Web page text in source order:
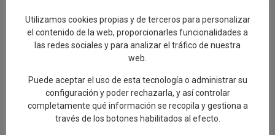
estos premios vinieron a “cubrir un hueco que había en el ámbito
cultural en Talavera de la mano del cine”, sumándose a otros
premios de poesía, relato, artes escénicas, música, pintura, artes
plásticas o cerámica. En este tiempo, “Talavera ha entrado en
La alcaldesa ha hecho un repaso a los grandes nombres que se
han unido a Talavera de la mano de estos Premios, con su
madrina Terele Pávez al frente, como los de Kiti Mánver, José
Utilizamos cookies propias y de terceros para personalizar
el contenido de la web, proporcionarles funcionalidades a
las redes sociales y para analizar el tráfico de nuestra
web.
Puede aceptar el uso de esta tecnología o administrar su
configuración y poder rechazarla, y así controlar
completamente qué información se recopila y gestiona a
través de los botones habilitados al efecto.